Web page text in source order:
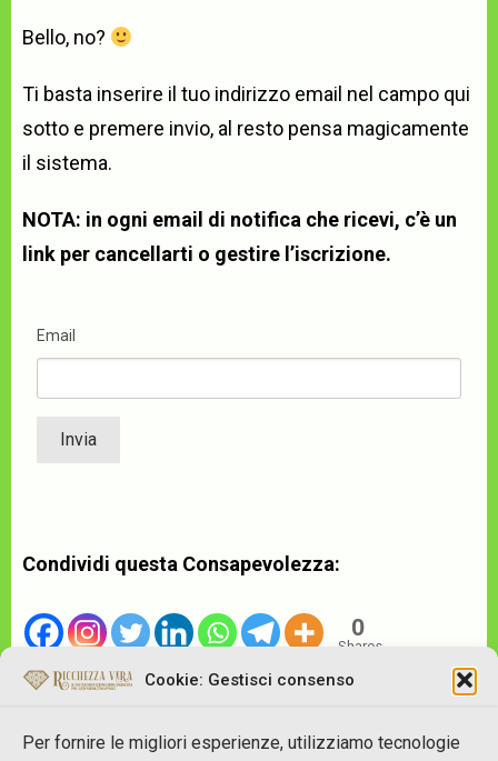
Cookie: Gestisci consenso
Per fornire le migliori esperienze, utilizziamo tecnologie
Bello, no?
Ti basta inserire il tuo indirizzo email nel campo qui
sotto e premere invio, al resto pensa magicamente
il sistema.
NOTA: in ogni email di notifica che ricevi, c’è un
link per cancellarti o gestire l’iscrizione.
Email
Condividi questa Consapevolezza:
0
Shares